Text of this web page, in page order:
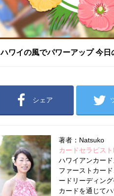
ハワイの風でパワーアップ 今
シェア
著者：Natsuko
カードセラピス
ハワイアンカー
ファーストカー
ードリーディン
カードを通じて